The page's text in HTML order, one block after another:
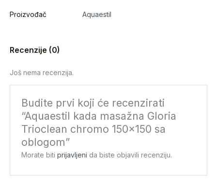
Proizvođač Aquaestil
Recenzije (0)
Još nema recenzija.
Budite prvi koji će recenzirati
“Aquaestil kada masažna Gloria
Trioclean chromo 150×150 sa
oblogom”
Morate bitiprijavljeni da biste objavili recenziju.